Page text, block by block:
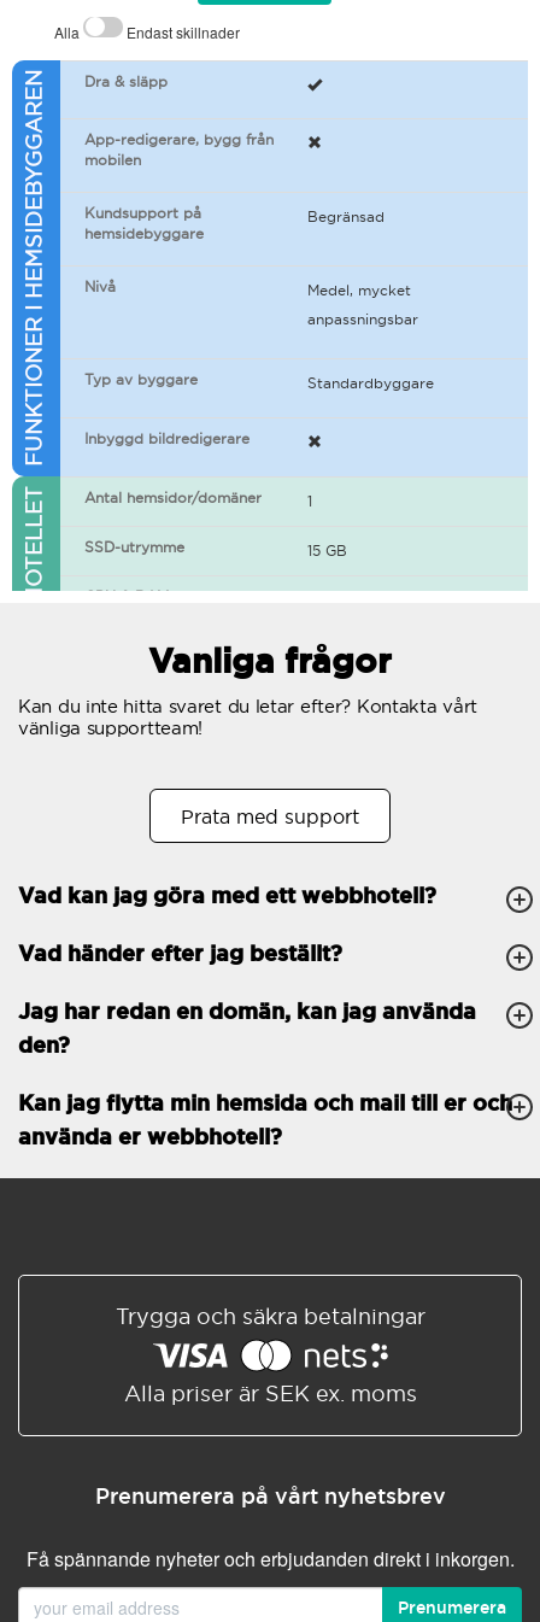
Alla Endast skillnader
FUNKTIONER I HEMSIDEBYGGAREN Dra & släpp
App-redigerare, bygg från
mobilen
Kundsupport på
hemsidebyggare
Begränsad
Nivå
Medel, mycket
anpassningsbar
Typ av byggare Standardbyggare
Inbyggd bildredigerare
FUNKTIONER I WEBBHOTELLET Antal hemsidor/domäner 1
SSD-utrymme 15 GB
CPU & RAM
Gratis SSL-certifikat
Antal samtidiga
Antal subdomäner Obegränsat
cPanel
FTP, SSH, GIT
Databaser Obegränsat
E-POSTFUNKTIONER
IMAP/CalDAV/CardDAV
Spamskydd Standard
Delad/Synkroniserad
adressbok
E-postfiltrering
Autosvar
Vanliga frågor
Kan du inte hitta svaret du letar efter? Kontakta vårt
vänliga supportteam!
Prata med support
Vad kan jag göra med ett webbhotell?
Vad händer efter jag beställt?
Jag har redan en domän, kan jag använda
den?
Kan jag flytta min hemsida och mail till er och
använda er webbhotell?
Trygga och säkra betalningar
Alla priser är SEK ex. moms
Prenumerera på vårt nyhetsbrev
Få spännande nyheter och erbjudanden direkt i inkorgen.
Prenumerera